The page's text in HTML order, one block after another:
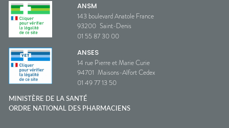
ANSM
143 boulevard Anatole France
93200 Saint-Denis
01 55 87 30 00
ANSES
14 rue Pierre et Marie Curie
94701 Maisons-Alfort Cedex
01 49 77 13 50
MINISTÈRE DE LA SANTÉ
ORDRE NATIONAL DES PHARMACIENS